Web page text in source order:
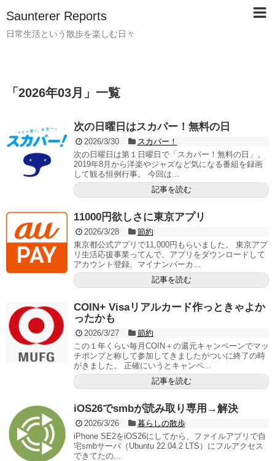
Saunterer Reports
日常生活という散歩を楽しむ日々
「 2026年03月 」 一覧
次の日曜日はスカパー！無料の日
2026/3/30
スカパー！
次の日曜日は第１日曜日で「スカパー！無料の日」。
2019年8月から洋楽やジャズなど気になる番組を録画
して観る恒例行事。 今回は...
記事を読む
11000円欲しさに東京アプリ
2026/3/28
節約
東京都公式アプリで11,000円もらいました。 東京アプ
リ生活応援事業ってんで、アプリをダウンロードして
アカウント登録、マイナンバーカ...
記事を読む
COIN+ Visaリアルカード作っときゃよか
ったかも
2026/3/27
節約
この１年くらい毎月COIN＋の還元キャンペーンでマッ
チポンプと称して参加してきましたがついに終了の時
がきました。 正確にいうとキャンペ...
記事を読む
iOS26でsmbが読み取り専用→解決
2026/3/26
暮らしの散歩
iPhone SE2をiOS26にしてから、ファイルアプリで自
宅smbサーバ（Ubuntu 22.04.2 LTS）にフルアクセス
できてたの...